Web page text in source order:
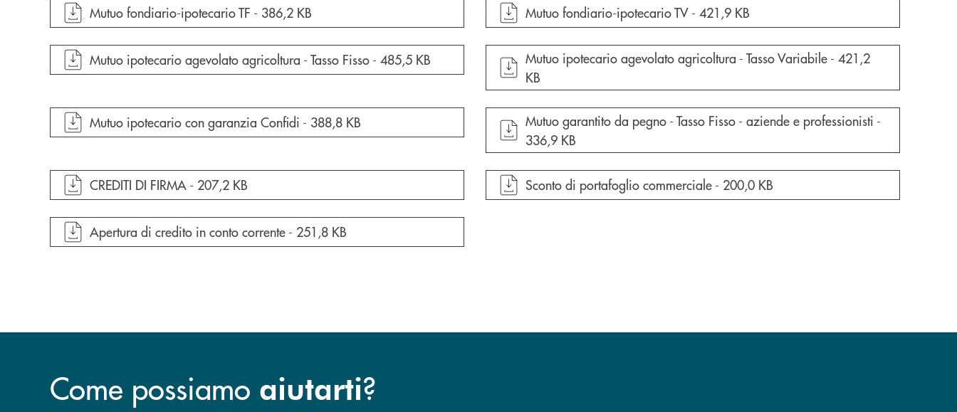
apre documento in una nuova finestra
Mutuo fondiario-ipotecario TF - 386,2 KB apre documento in una nuova finestra
Mutuo fondiario-ipotecario TV - 421,9 KB
apre documento in una nuova finestra
Mutuo ipotecario agevolato agricoltura - Tasso Fisso - 485,5 KB apre documento in una nuova finestra
Mutuo ipotecario agevolato agricoltura - Tasso Variabile - 421,2
KB
apre documento in una nuova finestra
Mutuo ipotecario con garanzia Confidi - 388,8 KB apre documento in una nuova finestra
Mutuo garantito da pegno - Tasso Fisso - aziende e professionisti -
336,9 KB
apre documento in una nuova finestra
CREDITI DI FIRMA - 207,2 KB apre documento in una nuova finestra
Sconto di portafoglio commerciale - 200,0 KB
apre documento in una nuova finestra
Apertura di credito in conto corrente - 251,8 KB
Come possiamo aiutarti?